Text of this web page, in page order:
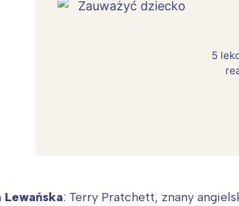
5
Lewańska: Terry Pratchett, znany